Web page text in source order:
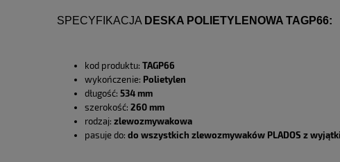
SPECYFIKACJA DESKA POLIETYLENOWA TAGP66:
kod produktu: TAGP66
wykończenie: Polietylen
długość: 534 mm
szerokość: 260 mm
rodzaj: zlewozmywakowa
pasuje do: do wszystkich zlewozmywaków PLADOS z